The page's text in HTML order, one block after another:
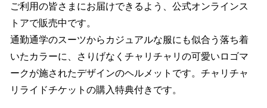
ご利用の皆さまにお届けできるよう、公式オンラインス
トアで販売中です。
通勤通学のスーツからカジュアルな服にも似合う落ち着
いたカラーに、さりげなくチャリチャリの可愛いロゴマ
ークが施されたデザインのヘルメットです。チャリチャ
リライドチケットの購入特典付きです。